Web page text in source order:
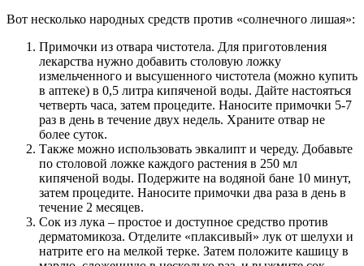
Вот несколько народных средств против «солнечного лишая»:
Примочки из отвара чистотела. Для приготовления
лекарства нужно добавить столовую ложку
измельченного и высушенного чистотела (можно купить
в аптеке) в 0,5 литра кипяченой воды. Дайте настояться
четверть часа, затем процедите. Наносите примочки 5-7
раз в день в течение двух недель. Храните отвар не
более суток.
Также можно использовать эвкалипт и череду. Добавьте
по столовой ложке каждого растения в 250 мл
кипяченой воды. Подержите на водяной бане 10 минут,
затем процедите. Наносите примочки два раза в день в
течение 2 месяцев.
Сок из лука – простое и доступное средство против
дерматомикоза. Отделите «плаксивый» лук от шелухи и
натрите его на мелкой терке. Затем положите кашицу в